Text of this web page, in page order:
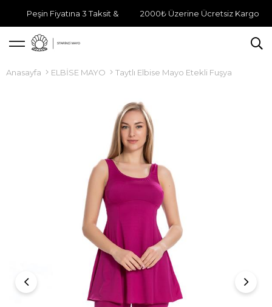
Peşin Fiyatına 3 Taksit & 2000₺ Üzerine Ücretsiz Kargo
Anasayfa ELBİSE MAYO Taytlı Elbise Mayo Etekli Fuşya